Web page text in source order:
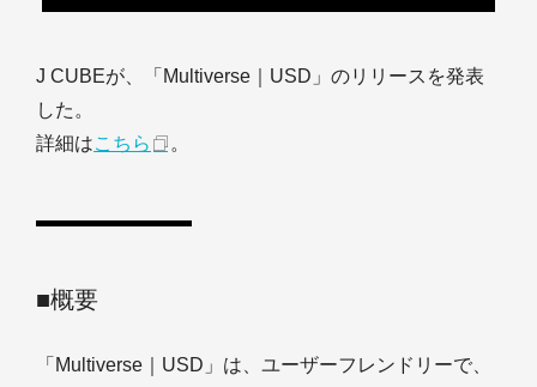
J CUBEが、「Multiverse｜USD」のリリースを発表
した。
詳細はこちら 。
■概要
「Multiverse｜USD」は、ユーザーフレンドリーで、